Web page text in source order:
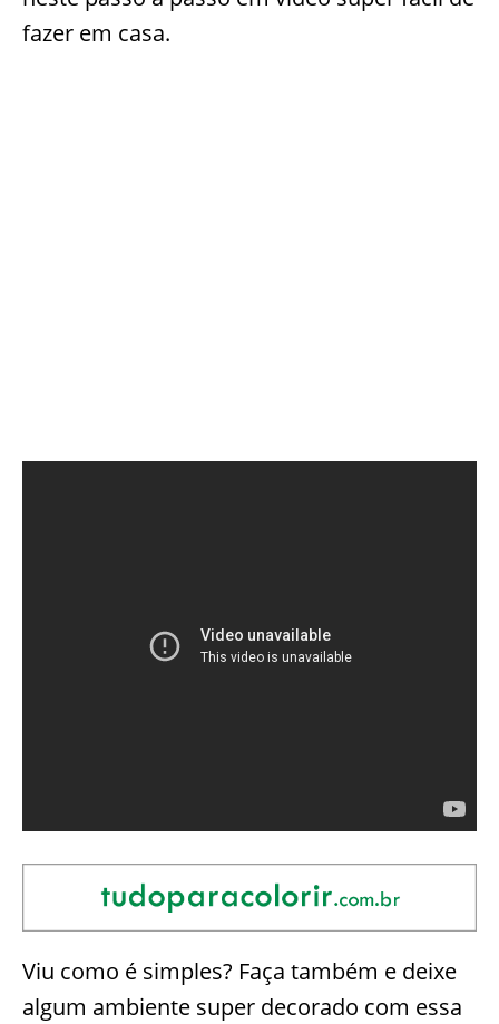
fazer em casa.
Viu como é simples? Faça também e deixe
algum ambiente super decorado com essa